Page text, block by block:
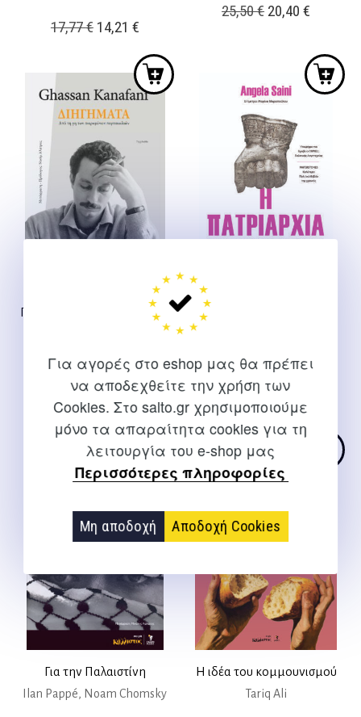
Για αγορές στο eshop μας θα πρέπει
να αποδεχθείτε την χρήση των
Cookies. Στο salto.gr χρησιμοποιούμε
μόνο τα απαραίτητα cookies για τη
λειτουργία του e-shop μας
Περισσότερες πληροφορίες
Μη αποδοχή Αποδοχή Cookies
17,77€ Original
was:
17,77 €.
14,21 €Η
τιμή
είναι:
25,50€ Original
25,50 €.
20,40€
τιμή
είναι:
20,40 €.
Διηγήματα από τη Γη των
Πικραμένων Πορτοκαλιών /
Ghassan Kanafani
18,88€Original
price
was:
18,88 €.
16,99€ Η
τρέχουσα
τιμή
είναι:
19,99
price
was:
19,99 €.
17,99
17,99 €.
Για την Παλαιστίνη
Ilan Pappé, Noam Chomsky
H ιδέα του κομμουνισμού
Tariq Ali